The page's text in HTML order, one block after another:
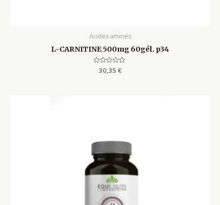
Acides aminés
L-CARNITINE 500mg 60gél. p34
Rated
30,35 €